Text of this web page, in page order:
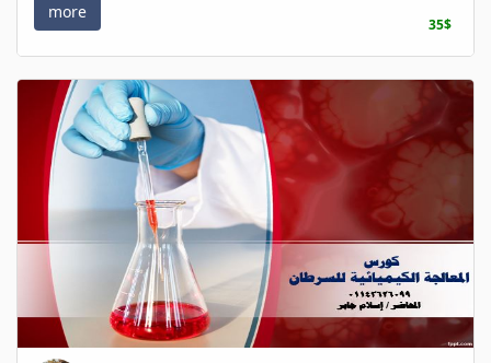
more
35$